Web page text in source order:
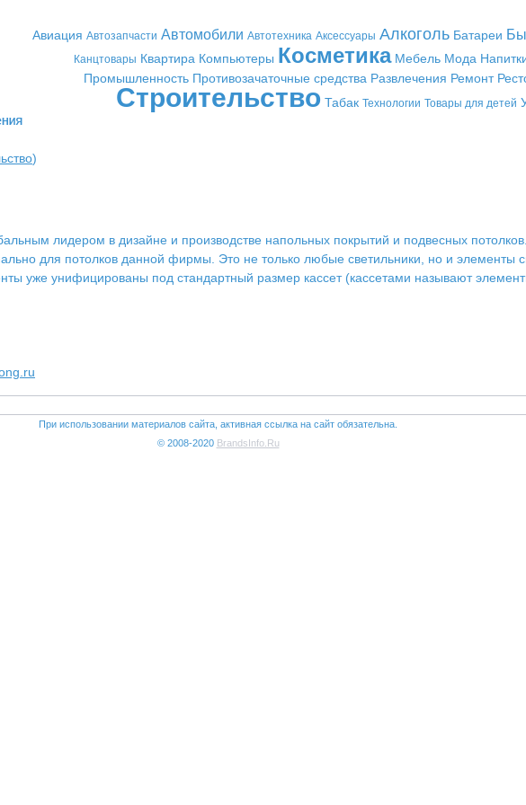
Авиация Автозапчасти Автомобили Автотехника Аксессуары Алкоголь Батареи
Канцтовары Квартира Компьютеры Косметика Мебель Мода
Промышленность Противозачаточные средства Развлечения Ремонт
Строительство Табак Технологии Товары для детей
)
лидером в дизайне и производстве напольных покрытий и подвесных
для потолков данной фирмы. Это не только любые светильники, но и элементы
уже унифицированы под стандартный размер кассет (кассетами называют
При использовании материалов сайта, активная ссылка на сайт обязательна.
© 2008-2020 BrandsInfo.Ru